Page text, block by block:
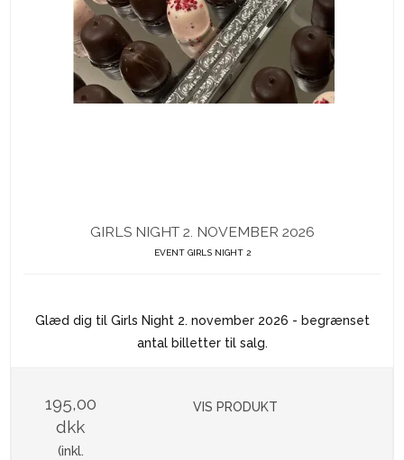
GIRLS NIGHT 2. NOVEMBER 2026
EVENT GIRLS NIGHT 2
Glæd dig til Girls Night 2. november 2026 - begrænset
antal billetter til salg.
195,00
dkk
(inkl.
VIS PRODUKT